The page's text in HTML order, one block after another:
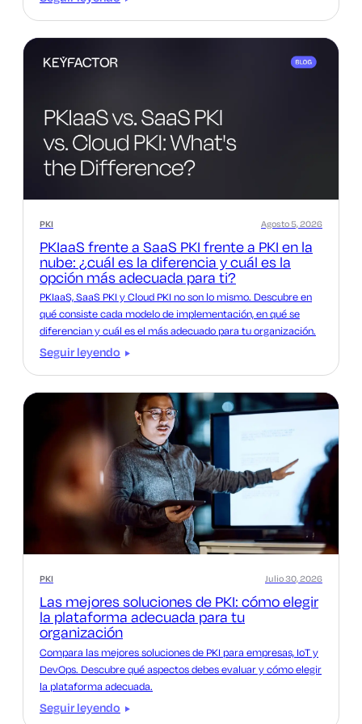
PKI
PKIaaS frente a SaaS PKI frente a PKI en la
nube: ¿cuál es la diferencia y cuál es la
opción más adecuada para ti?
Agosto 5, 2026
PKIaaS, SaaS PKI y Cloud PKI no son lo mismo. Descubre en
qué consiste cada modelo de implementación, en qué se
diferencian y cuál es el más adecuado para tu organización.
Seguir leyendo
PKI
Las mejores soluciones de PKI: cómo elegir
la plataforma adecuada para tu
organización
Julio 30, 2026
Compara las mejores soluciones de PKI para empresas, IoT y
DevOps. Descubre qué aspectos debes evaluar y cómo elegir
la plataforma adecuada.
Seguir leyendo